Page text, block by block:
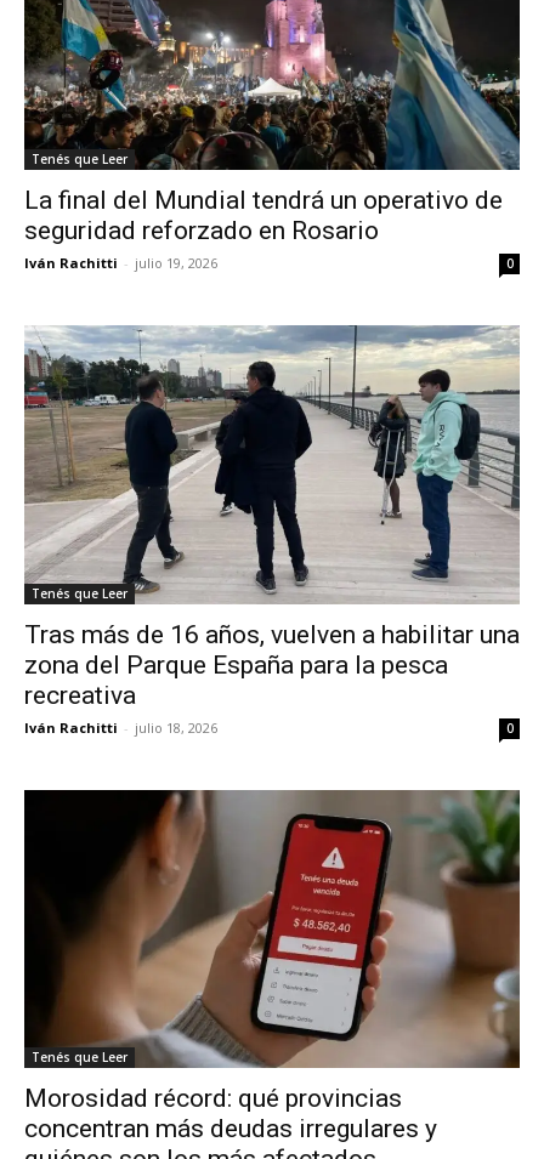
Tenés que Leer
La final del Mundial tendrá un operativo de
seguridad reforzado en Rosario
Iván Rachitti - julio 19, 2026 0
Tenés que Leer
Tras más de 16 años, vuelven a habilitar una
zona del Parque España para la pesca
recreativa
Iván Rachitti - julio 18, 2026 0
Tenés que Leer
Morosidad récord: qué provincias
concentran más deudas irregulares y